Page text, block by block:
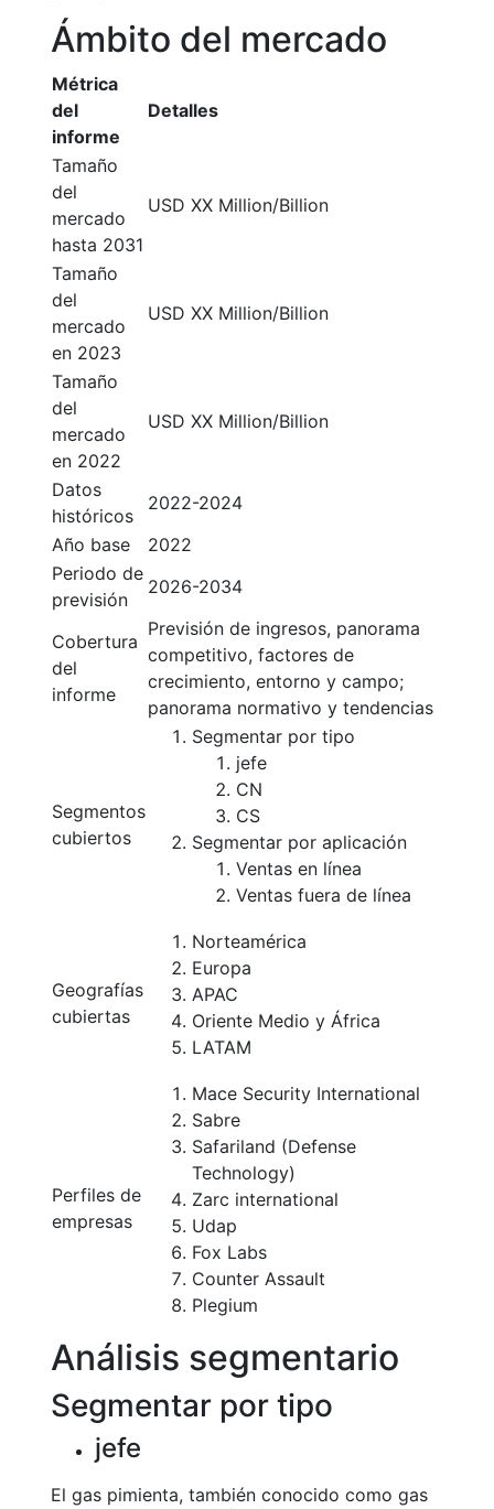
Ámbito del mercado
Métrica
del
informe
Detalles
Tamaño
del
mercado
hasta 2031
USD XX Million/Billion
Tamaño
del
mercado
en 2023
USD XX Million/Billion
Tamaño
del
mercado
en 2022
USD XX Million/Billion
Datos
históricos
2022-2024
Año base
2022
Periodo de
previsión
2026-2034
Cobertura
del
informe
Previsión de ingresos, panorama
competitivo, factores de
crecimiento, entorno y campo;
panorama normativo y tendencias
Segmentos
cubiertos
Segmentar por tipo
jefe
CN
CS
Segmentar por aplicación
Ventas en línea
Ventas fuera de línea
Geografías
cubiertas
Norteamérica
Europa
APAC
Oriente Medio y África
LATAM
Perfiles de
empresas
Mace Security International
Sabre
Safariland (Defense
Technology)
Zarc international
Udap
Fox Labs
Counter Assault
Plegium
Análisis segmentario
Segmentar por tipo
jefe
El gas pimienta, también conocido como gas